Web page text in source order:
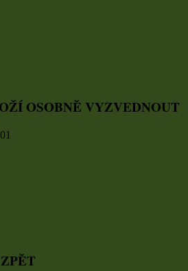
OSOBNĚ VYZVEDNOUT